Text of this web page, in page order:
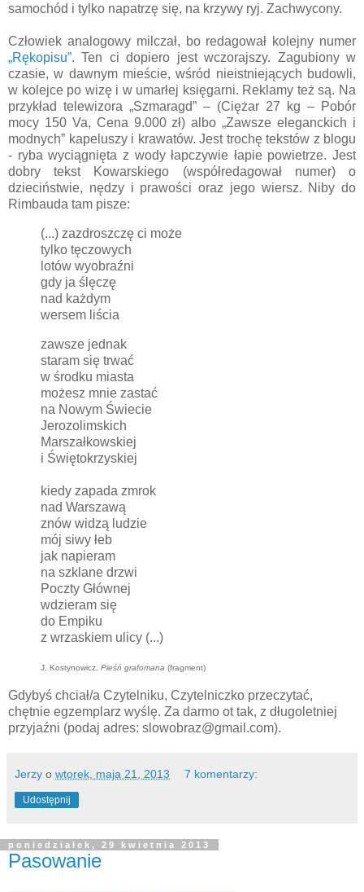
samochód i tylko napatrzę się, na krzywy ryj. Zachwycony.
Człowiek analogowy milczał, bo redagował kolejny numer
„Rękopisu”. Ten ci dopiero jest wczorajszy. Zagubiony w
czasie, w dawnym mieście, wśród nieistniejących budowli,
w kolejce po wizę i w umarłej księgarni. Reklamy też są. Na
przykład telewizora „Szmaragd” – (Ciężar 27 kg – Pobór
mocy 150 Va, Cena 9.000 zł) albo „Zawsze eleganckich i
modnych” kapeluszy i krawatów. Jest trochę tekstów z blogu
- ryba wyciągnięta z wody łapczywie łapie powietrze. Jest
dobry tekst Kowarskiego (współredagował numer) o
dzieciństwie, nędzy i prawości oraz jego wiersz. Niby do
Rimbauda tam pisze:
(...) zazdroszczę ci może
tylko tęczowych
lotów wyobraźni
gdy ja ślęczę
nad każdym
wersem liścia
zawsze jednak
staram się trwać
w środku miasta
możesz mnie zastać
na Nowym Świecie
Jerozolimskich
Marszałkowskiej
i Świętokrzyskiej
kiedy zapada zmrok
nad Warszawą
znów widzą ludzie
mój siwy łeb
jak napieram
na szklane drzwi
Poczty Głównej
wdzieram się
do Empiku
z wrzaskiem ulicy (...)
J. Kostynowicz, Pieśń grafomana (fragment)
Gdybyś chciał/a Czytelniku, Czytelniczko przeczytać,
chętnie egzemplarz wyślę. Za darmo ot tak, z długoletniej
przyjaźni (podaj adres: slowobraz@gmail.com).
Jerzy o wtorek, maja 21, 2013 7 komentarzy:
Udostępnij
poniedziałek, 29 kwietnia 2013
Pasowanie